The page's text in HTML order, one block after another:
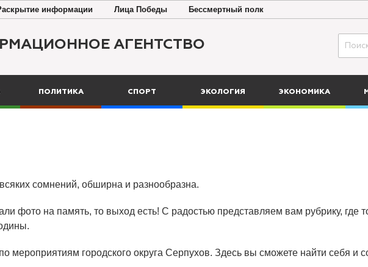
информации Лица Победы Бессмертный полк
АГЕНТСТВО
ПОЛИТИКА СПОРТ ЭКОЛОГИЯ ЭКОНОМИКА
сомнений, обширна и разнообразна.
фото на память, то выход есть! С радостью представляем вам рубрику, где
мероприятиям городского округа Серпухов. Здесь вы сможете найти себя и